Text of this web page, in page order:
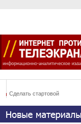
Сделать стартовой